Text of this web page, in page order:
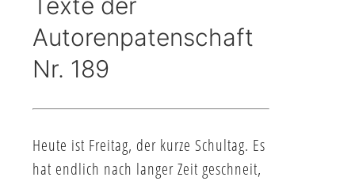
Autorenpatenschaft
Nr. 189
Heute ist Freitag, der kurze Schultag. Es
hat endlich nach langer Zeit geschneit,